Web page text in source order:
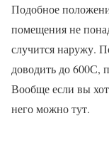
Подобное
помещения не
случится наружу.
доводить до 600С,
Вообще если вы
него можно тут.